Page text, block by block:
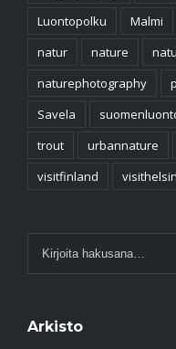
Luontopolku
Malmi
natur
nature
naturephotography
Savela
trout
urbannature
visitfinland
Arkisto